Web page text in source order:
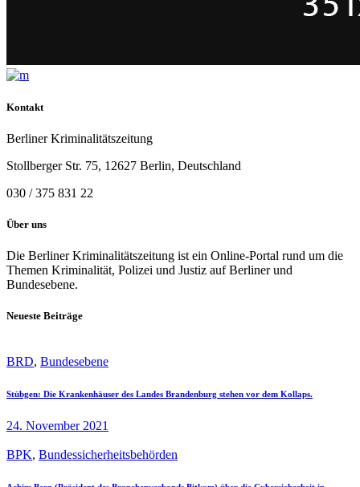
Kontakt
Berliner Kriminalitätszeitung
Stollberger Str. 75, 12627 Berlin, Deutschland
030 / 375 831 22
Über uns
Die Berliner Kriminalitätszeitung ist ein Online-Portal rund um die
Themen Kriminalität, Polizei und Justiz auf Berliner und
Bundesebene.
Neueste Beiträge
BRD, Bundesebene
Stübgen: Die Krankenhäuser des Landes Brandenburg stehen vor dem Kollaps.
24. November 2021
BPK, Bundessicherheitsbehörden